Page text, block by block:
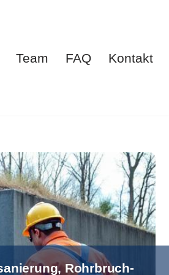
Team FAQ Kontakt
uns Team FAQ Kontakt
Rohrbruch-